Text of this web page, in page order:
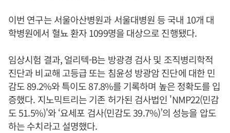
이번 연구는 서울아산병원과 서울대병원 등 국내 10개 대
학병원에서 혈뇨 환자 1099명을 대상으로 진행됐다.
임상시험 결과, 얼리텍-B는 방광경 검사 및 조직병리학적
진단과 비교해 고등급 또는 침윤성 방광암 진단에 대한 민
감도 89.2%와 특이도 87.8%를 기록하며 높은 정확도를 입
증했다. 지노믹트리는 기존 허가된 검사법인 'NMP22(민감
도 51.5%)'와 ‘요세포 검사(민감도 39.7%)’의 성능을 압도
하는 수치라고 설명했다.